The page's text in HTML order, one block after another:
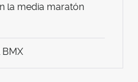
la media maratón